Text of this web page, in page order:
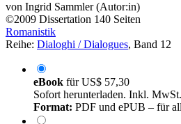
von Ingrid Sammler (Autor:in)
©2009 Dissertation 140 Seiten
Romanistik
Reihe: Dialoghi / Dialogues, Band 12
eBook fürUS$ 57,30
Sofort herunterladen. Inkl. MwSt.
Format: PDF und ePUB – für